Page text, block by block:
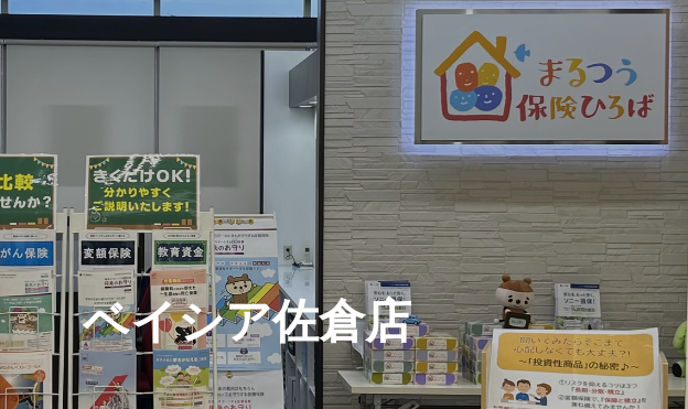
ベイシア佐倉店